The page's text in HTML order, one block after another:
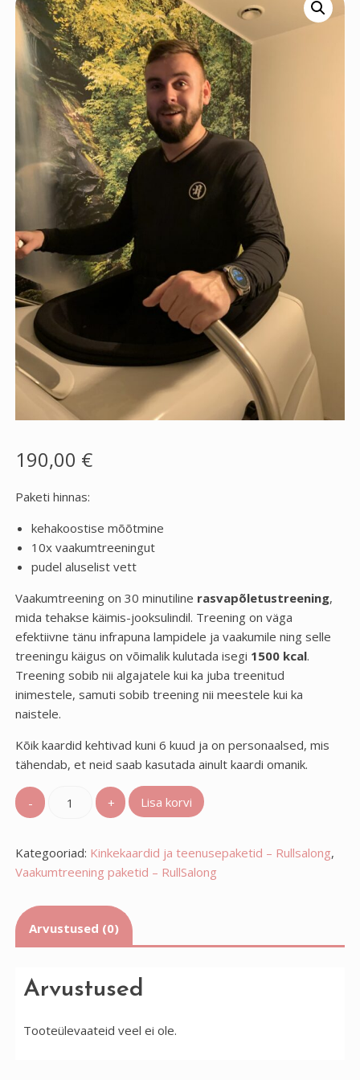
190,00 €
Paketi hinnas:
kehakoostise mõõtmine
10x vaakumtreeningut
pudel aluselist vett
Vaakumtreening on 30 minutiline rasvapõletustreening,
mida tehakse käimis-jooksulindil. Treening on väga
efektiivne tänu infrapuna lampidele ja vaakumile ning selle
treeningu käigus on võimalik kulutada isegi 1500 kcal.
Treening sobib nii algajatele kui ka juba treenitud
inimestele, samuti sobib treening nii meestele kui ka
naistele.
Kõik kaardid kehtivad kuni 6 kuud ja on personaalsed, mis
tähendab, et neid saab kasutada ainult kaardi omanik.
Vaakumtreeningu
kogus
Lisa korvi
Kategooriad: Kinkekaardid ja teenusepaketid – Rullsalong,
Vaakumtreening paketid – RullSalong
Arvustused (0)
Arvustused
Tooteülevaateid veel ei ole.